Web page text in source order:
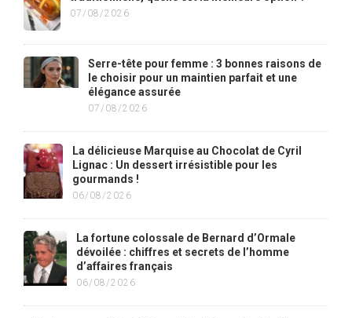
07/08/2026
Serre-tête pour femme : 3 bonnes raisons de
le choisir pour un maintien parfait et une
élégance assurée
07/08/2026
La délicieuse Marquise au Chocolat de Cyril
Lignac : Un dessert irrésistible pour les
gourmands !
06/08/2026
La fortune colossale de Bernard d’Ormale
dévoilée : chiffres et secrets de l’homme
d’affaires français
06/08/2026